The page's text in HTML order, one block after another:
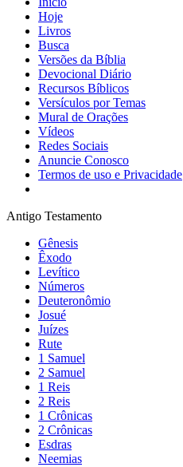
Hoje
Livros
Busca
Versões da Bíblia
Devocional Diário
Recursos Bíblicos
Versículos por Temas
Mural de Orações
Vídeos
Redes Sociais
Anuncie Conosco
Termos de uso e Privacidade
Antigo Testamento
Gênesis
Êxodo
Levítico
Números
Deuteronômio
Josué
Juízes
Rute
1 Samuel
2 Samuel
1 Reis
2 Reis
1 Crônicas
2 Crônicas
Esdras
Neemias